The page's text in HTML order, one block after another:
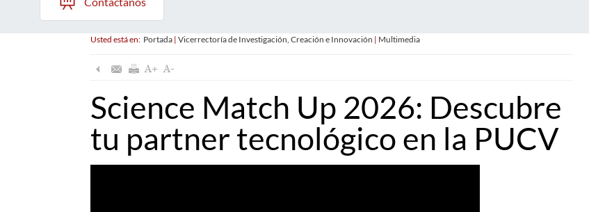
Usted está en: Portada| Vicerrectoría de Investigación, Creación e Innovación | Multimedia
Science Match Up 2026: Descubre
tu partner tecnológico en la PUCV